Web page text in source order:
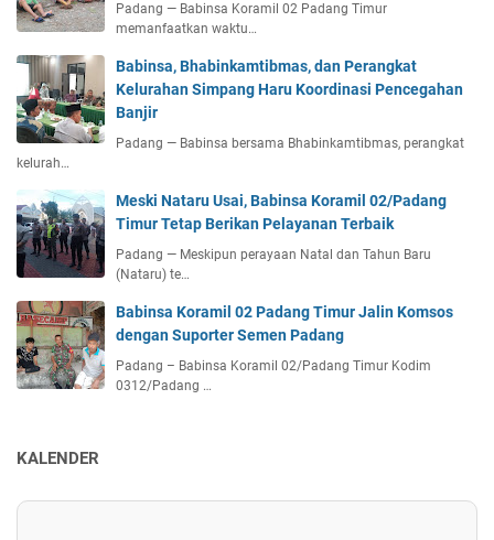
Padang — Babinsa Koramil 02 Padang Timur
memanfaatkan waktu…
Babinsa, Bhabinkamtibmas, dan Perangkat
Kelurahan Simpang Haru Koordinasi Pencegahan
Banjir
Padang — Babinsa bersama Bhabinkamtibmas, perangkat
kelurah…
Meski Nataru Usai, Babinsa Koramil 02/Padang
Timur Tetap Berikan Pelayanan Terbaik
Padang — Meskipun perayaan Natal dan Tahun Baru
(Nataru) te…
Babinsa Koramil 02 Padang Timur Jalin Komsos
dengan Suporter Semen Padang
Padang – Babinsa Koramil 02/Padang Timur Kodim
0312/Padang …
KALENDER